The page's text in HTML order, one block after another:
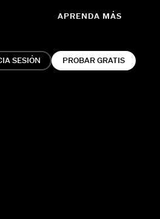
APRENDA MÁS
SESIÓN PROBAR GRATIS